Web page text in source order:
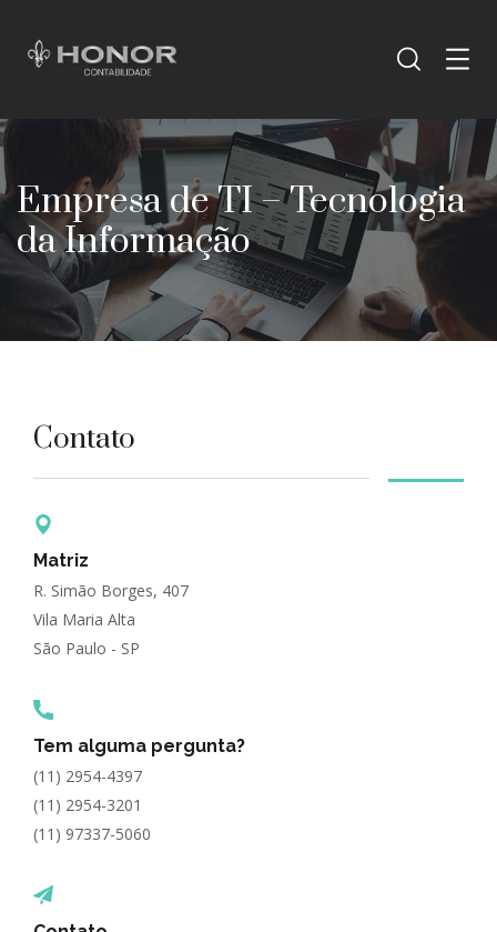
Empresa de TI – Tecnologia
da Informação
Contato
Matriz
R. Simão Borges, 407
Vila Maria Alta
São Paulo - SP
Tem alguma pergunta?
(11) 2954-4397
(11) 2954-3201
(11) 97337-5060